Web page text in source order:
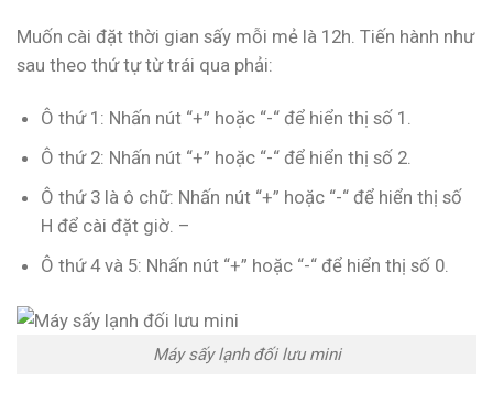
Muốn cài đặt thời gian sấy mỗi mẻ là 12h. Tiến hành như
sau theo thứ tự từ trái qua phải:
Ô thứ 1: Nhấn nút “+” hoặc “-“ để hiển thị số 1.
Ô thứ 2: Nhấn nút “+” hoặc “-“ để hiển thị số 2.
Ô thứ 3 là ô chữ: Nhấn nút “+” hoặc “-“ để hiển thị số
H để cài đặt giờ. –
Ô thứ 4 và 5: Nhấn nút “+” hoặc “-“ để hiển thị số 0.
Máy sấy lạnh đối lưu mini